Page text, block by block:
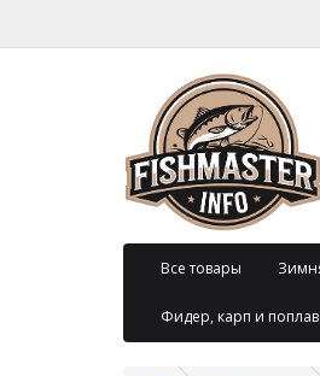
Все товары
Фидер, карп и